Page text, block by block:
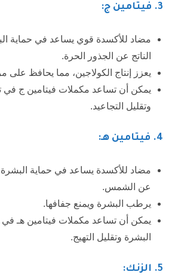
3. فيتامين ج:
مضاد للأكسدة قوي يساعد في حماية
الناتج عن الجذور الحرة.
يعزز إنتاج الكولاجين، مما يحافظ على
يمكن أن تساعد مكملات فيتامين ج في
وتقليل التجاعيد.
4. فيتامين هـ:
مضاد للأكسدة يساعد في حماية البشرة
عن الشمس.
يرطب البشرة ويمنع جفافها.
يمكن أن تساعد مكملات فيتامين هـ
البشرة وتقليل التهيج.
5. الزنك: